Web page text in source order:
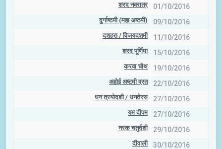
शरद नवरात्र 01/10/2016
दुर्गाष्टमी (महा अष्टमी) 09/10/2016
दशहरा / विजयदशमी 11/10/2016
शरद पूर्णिमा 15/10/2016
करवा चौथ 19/10/2016
अहोई अष्टमी व्रत 22/10/2016
धन त्रयोदशी / धनतेरस 27/10/2016
यम दीपम 27/10/2016
नरक चतुर्दशी 29/10/2016
दीवाली 30/10/2016